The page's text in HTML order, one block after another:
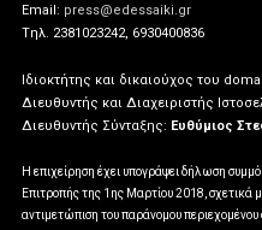
Email: press@edessaiki.gr
Tηλ. 2381023242, 6930400836
Ιδιοκτήτης και δικαιούχος του
Διευθυντής και Διαχειριστής
Διευθυντής Σύνταξης: Ευθύμιος
Η επιχείρηση έχει υπογράψει δήλωση
Επιτροπής της 1ης Μαρτίου 2018, σχετικά
αντιμετώπιση του παράνομου περιεχομένου